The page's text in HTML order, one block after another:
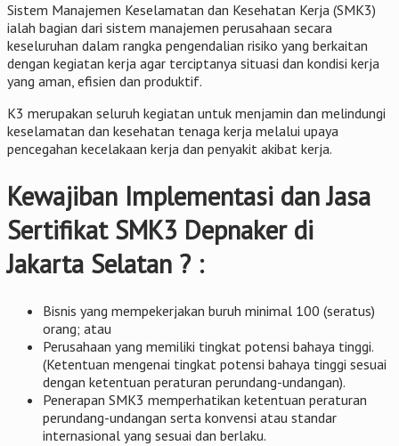
Sistem Manajemen Keselamatan dan Kesehatan Kerja (SMK3)
ialah bagian dari sistem manajemen perusahaan secara
keseluruhan dalam rangka pengendalian risiko yang berkaitan
dengan kegiatan kerja agar terciptanya situasi dan kondisi kerja
yang aman, efisien dan produktif.
K3 merupakan seluruh kegiatan untuk menjamin dan melindungi
keselamatan dan kesehatan tenaga kerja melalui upaya
pencegahan kecelakaan kerja dan penyakit akibat kerja.
Kewajiban Implementasi dan Jasa
Sertifikat SMK3 Depnaker di
Jakarta Selatan ? :
Bisnis yang mempekerjakan buruh minimal 100 (seratus)
orang; atau
Perusahaan yang memiliki tingkat potensi bahaya tinggi.
(Ketentuan mengenai tingkat potensi bahaya tinggi sesuai
dengan ketentuan peraturan perundang-undangan).
Penerapan SMK3 memperhatikan ketentuan peraturan
perundang-undangan serta konvensi atau standar
internasional yang sesuai dan berlaku.